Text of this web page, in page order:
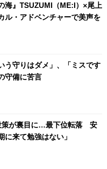
海』TSUZUMI（ME:I）×尾上
ル・アドベンチャーで美声を
う守りはダメ」、「ミスです
守備に苦言
策が裏目に…最下位転落 安
に来て勉強はない」